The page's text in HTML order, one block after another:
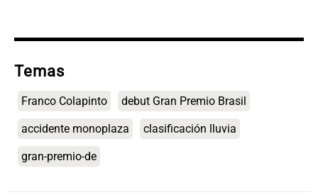
Temas
Franco Colapinto debut Gran Premio Brasil
accidente monoplaza clasificación lluvia
gran-premio-de